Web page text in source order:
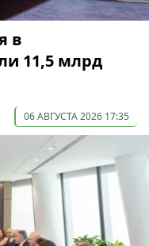
в
11,5 млрд
06 АВГУСТА 2026 17:35